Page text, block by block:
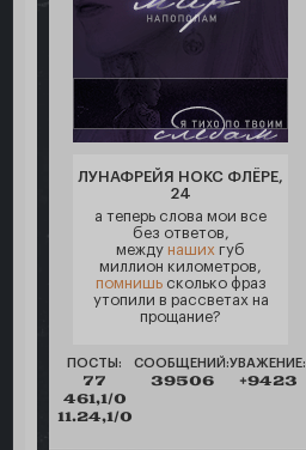
ЛУНАФРЕЙЯ НОКС ФЛЁРЕ,
24
а теперь слова мои все
без ответов,
между наших губ
миллион километров,
помнишьсколько фраз
утопили в рассветах на
прощание?
ПОСТЫ:
77
461,1/0
11.24,1/0
СООБЩЕНИЙ:
39506
УВАЖЕНИЕ:
+9423